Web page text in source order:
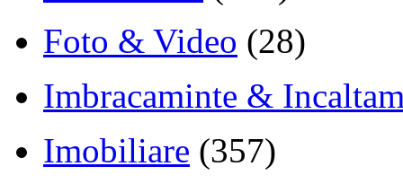
Foto & Video (28)
Imbracaminte &
Imobiliare (357)